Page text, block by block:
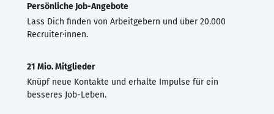
Persönliche Job-Angebote
Lass Dich finden von Arbeitgebern und über 20.000
Recruiter·innen.
21 Mio. Mitglieder
Knüpf neue Kontakte und erhalte Impulse für ein
besseres Job-Leben.